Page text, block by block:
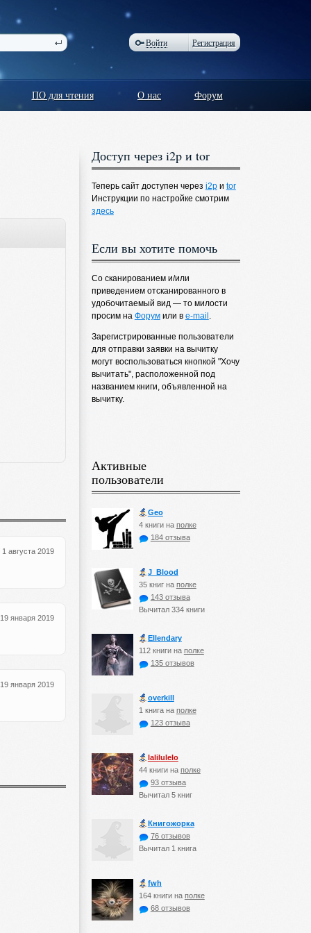
ПО для чтения О нас Форум
Войти Регистрация
1 августа 2019
19 января 2019
19 января 2019
Доступ через i2p и tor
Теперь сайт доступен через i2pи tor
Инструкции по настройке смотрим
здесь
Если вы хотите помочь
Со сканированием и/или
приведением отсканированного в
удобочитаемый вид — то милости
просим на Форумили в e-mail .
Зарегистрированные пользователи
для отправки заявки на вычитку
могут воспользоваться кнопкой "Хочу
вычитать", расположенной под
названием книги, объявленной на
вычитку.
Активные
пользователи
Geo
4 книги на полке
184 отзыва
J_Blood
35 книг на полке
143 отзыва
Вычитал 334 книги
Ellendary
112 книги на полке
135 отзывов
оverkill
1 книга на полке
123 отзыва
lalilulelo
44 книги на полке
93 отзыва
Вычитал 5 книг
Книгожорка
76 отзывов
Вычитал 1 книга
fwh
164 книги на полке
68 отзывов